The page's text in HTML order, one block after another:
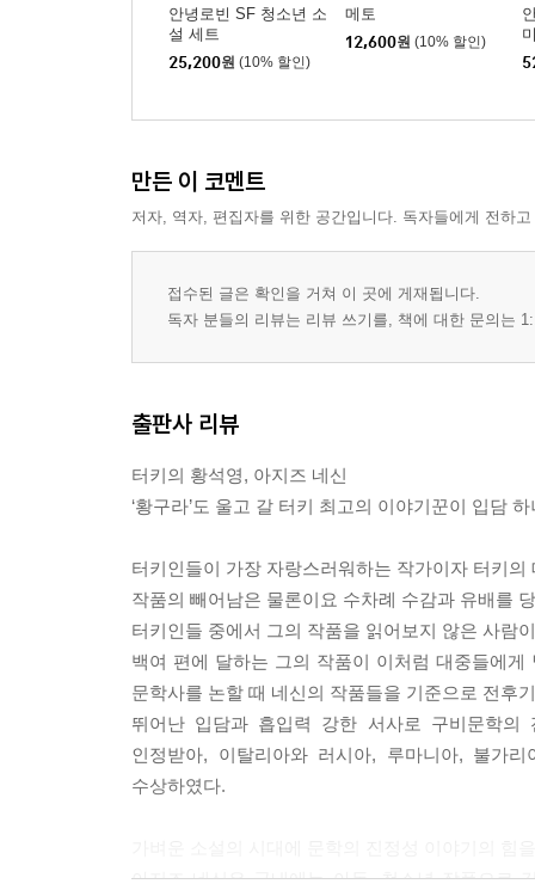
안녕로빈 SF 청소년 소
설 세트
25,200원 (10% 할인)
메토
12,600원 (10% 할인)
만든 이 코멘트
저자, 역자, 편집자를 위한 공간입니다. 독자들에게 전하
접수된 글은 확인을 거쳐 이 곳에 게재됩니다.
독자 분들의 리뷰는 리뷰 쓰기를, 책에 대한 문의는
출판사 리뷰
터키의 황석영, 아지즈 네신
‘황구라’도 울고 갈 터키 최고의 이야기꾼이 입담
터키인들이 가장 자랑스러워하는 작가이자 터키
작품의 빼어남은 물론이요 수차례 수감과 유배를
터키인들 중에서 그의 작품을 읽어보지 않은 사람
백여 편에 달하는 그의 작품이 이처럼 대중들에
문학사를 논할 때 네신의 작품들을 기준으로 전후
뛰어난 입담과 흡입력 강한 서사로 구비문학
인정받아, 이탈리아와 러시아, 루마니아, 불가
수상하였다.
아지즈 네신은 국내에는 아동, 청소년 작품으로